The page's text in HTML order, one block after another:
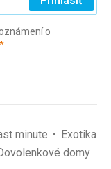
o
*(povinné)
minute
Exotika
domy